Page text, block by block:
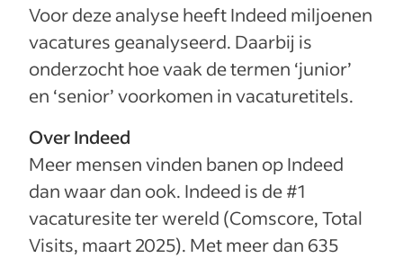
Voor deze analyse heeft Indeed miljoenen
vacatures geanalyseerd. Daarbij is
onderzocht hoe vaak de termen ‘junior’
en ‘senior’ voorkomen in vacaturetitels.
Over Indeed
Meer mensen vinden banen op Indeed
dan waar dan ook. Indeed is de #1
vacaturesite ter wereld (Comscore, Total
Visits, maart 2025). Met meer dan 635